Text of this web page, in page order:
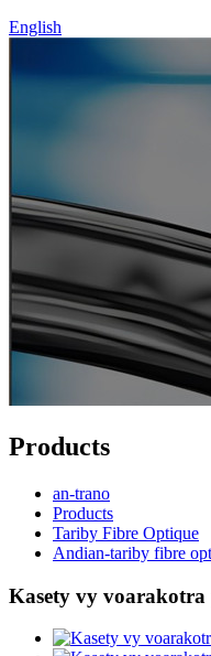
English
Products
an-trano
Products
Tariby Fibre Optique
Andian-tariby fibre
Kasety vy voarakotra